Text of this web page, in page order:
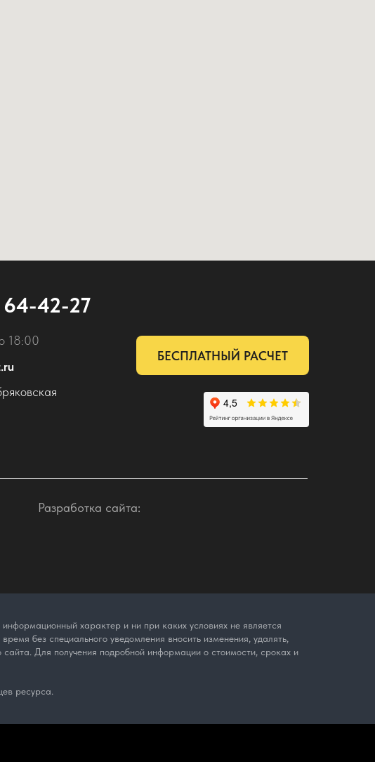
18:00
БЕСПЛАТНЫЙ РАСЧЕТ
Разработка сайта:
42-27
характер и ни при каких условиях не является
без специального уведомления вносить изменения, удалять,
Для получения подробной информации о стоимости, сроках и
ресурса.